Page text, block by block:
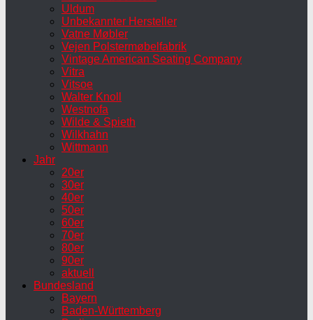
Uldum
Unbekannter Hersteller
Vatne Møbler
Vejen Polstermøbelfabrik
Vintage American Seating Company
Vitra
Vitsoe
Walter Knoll
Westnofa
Wilde & Spieth
Wilkhahn
Wittmann
Jahr
20er
30er
40er
50er
60er
70er
80er
90er
aktuell
Bundesland
Bayern
Baden-Württemberg